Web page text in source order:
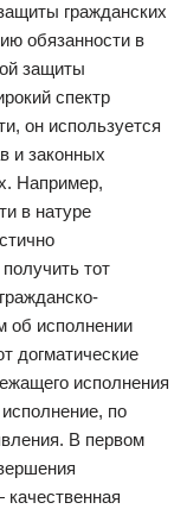
гражданских
обязанности в
защиты
спектр
он используется
и законных
Например,
в натуре
тот
об исполнении
догматические
исполнения
по
В первом